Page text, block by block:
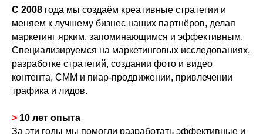
С 2008 года мы создаём креативные стратегии и
меняем к лучшему бизнес наших партнёров, делая
маркетинг ярким, запоминающимся и эффективным.
Специализируемся на маркетинговых исследованиях,
разработке стратегий, создании фото и видео
контента, СММ и пиар-продвижении, привлечении
трафика и лидов.
> 10 лет опыта
За эти годы мы помогли разработать эффективные и